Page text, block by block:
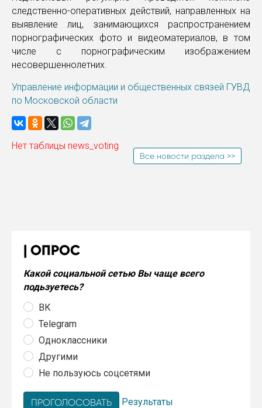
следственно-оперативных действий, направленных на
выявление лиц, занимающихся распространением
порнографических фото и видеоматериалов, в том
числе с порнографическим изображением
несовершеннолетних.
Управление информации и общественных связей ГУВД
по Московской области
Нет таблицы news_voting
Все новости раздела >>
ОПРОС
Какой социальной сетью Вы чаще всего
подьзуетесь?
ВК
Telegram
Одноклассники
Другими
Не пользуюсь соцсетями
Результаты